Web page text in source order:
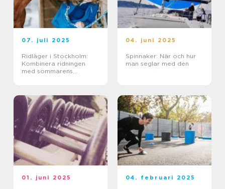
07. juli 2025
Ridläger i Stockholm:
Kombinera ridningen
med sommarens
04. juni 2025
Spinnaker: När och hur
man seglar med den
01. juni 2025 04. februari 2025